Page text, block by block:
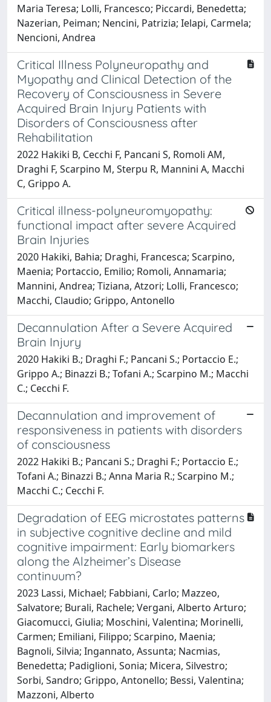
Maria Teresa; Lolli, Francesco; Piccardi, Benedetta;
Nazerian, Peiman; Nencini, Patrizia; Ielapi, Carmela;
Nencioni, Andrea
Critical Illness Polyneuropathy and
Myopathy and Clinical Detection of the
Recovery of Consciousness in Severe
Acquired Brain Injury Patients with
Disorders of Consciousness after
Rehabilitation
2022 Hakiki B, Cecchi F, Pancani S, Romoli AM,
Draghi F, Scarpino M, Sterpu R, Mannini A, Macchi
C, Grippo A.
Critical illness-polyneuromyopathy:
functional impact after severe Acquired
Brain Injuries
2020 Hakiki, Bahia; Draghi, Francesca; Scarpino,
Maenia; Portaccio, Emilio; Romoli, Annamaria;
Mannini, Andrea; Tiziana, Atzori; Lolli, Francesco;
Macchi, Claudio; Grippo, Antonello
Decannulation After a Severe Acquired
Brain Injury
2020 Hakiki B.; Draghi F.; Pancani S.; Portaccio E.;
Grippo A.; Binazzi B.; Tofani A.; Scarpino M.; Macchi
C.; Cecchi F.
Decannulation and improvement of
responsiveness in patients with disorders
of consciousness
2022 Hakiki B.; Pancani S.; Draghi F.; Portaccio E.;
Tofani A.; Binazzi B.; Anna Maria R.; Scarpino M.;
Macchi C.; Cecchi F.
Degradation of EEG microstates patterns
in subjective cognitive decline and mild
cognitive impairment: Early biomarkers
along the Alzheimer’s Disease
continuum?
2023 Lassi, Michael; Fabbiani, Carlo; Mazzeo,
Salvatore; Burali, Rachele; Vergani, Alberto Arturo;
Giacomucci, Giulia; Moschini, Valentina; Morinelli,
Carmen; Emiliani, Filippo; Scarpino, Maenia;
Bagnoli, Silvia; Ingannato, Assunta; Nacmias,
Benedetta; Padiglioni, Sonia; Micera, Silvestro;
Sorbi, Sandro; Grippo, Antonello; Bessi, Valentina;
Mazzoni, Alberto